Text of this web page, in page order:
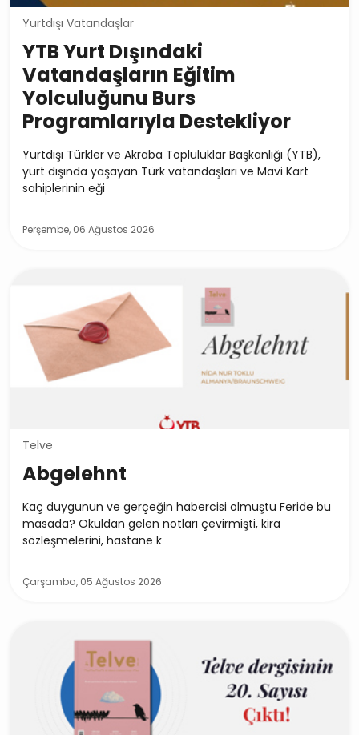
Yurtdışı Vatandaşlar
YTB Yurt Dışındaki
Vatandaşların Eğitim
Yolculuğunu Burs
Programlarıyla Destekliyor
Yurtdışı Türkler ve Akraba Topluluklar Başkanlığı (YTB),
yurt dışında yaşayan Türk vatandaşları ve Mavi Kart
sahiplerinin eği
Perşembe, 06 Ağustos 2026
Telve
Abgelehnt
Kaç duygunun ve gerçeğin habercisi olmuştu Feride bu
masada? Okuldan gelen notları çevirmişti, kira
sözleşmelerini, hastane k
Çarşamba, 05 Ağustos 2026